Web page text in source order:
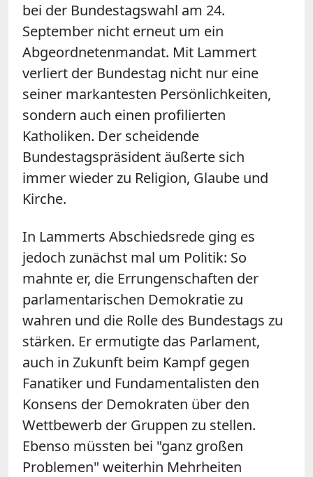
bei der Bundestagswahl am 24.
September nicht erneut um ein
Abgeordnetenmandat. Mit Lammert
verliert der Bundestag nicht nur eine
seiner markantesten Persönlichkeiten,
sondern auch einen profilierten
Katholiken. Der scheidende
Bundestagspräsident äußerte sich
immer wieder zu Religion, Glaube und
Kirche.
In Lammerts Abschiedsrede ging es
jedoch zunächst mal um Politik: So
mahnte er, die Errungenschaften der
parlamentarischen Demokratie zu
wahren und die Rolle des Bundestags zu
stärken. Er ermutigte das Parlament,
auch in Zukunft beim Kampf gegen
Fanatiker und Fundamentalisten den
Konsens der Demokraten über den
Wettbewerb der Gruppen zu stellen.
Ebenso müssten bei "ganz großen
Problemen" weiterhin Mehrheiten